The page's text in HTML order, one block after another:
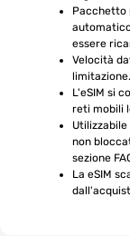
Pacchetto
essere
Velocità
L'eSIM si
reti mobili
non
sezione
La eSIM